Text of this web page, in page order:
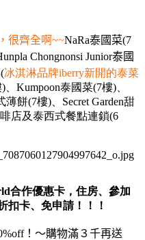
很齊全啊~~NaRa泰國菜(7
Chongnonsi Junior泰國
冰淇淋品牌iberry新開的泰菜
、Kumpoon泰國菜(7樓)、
餅(7樓)、Secret Garden甜
店及泰西式餐點連鎖(6
合作優惠卡，住房、參加
扣卡、免申請！！！
！～購物滿３千再送